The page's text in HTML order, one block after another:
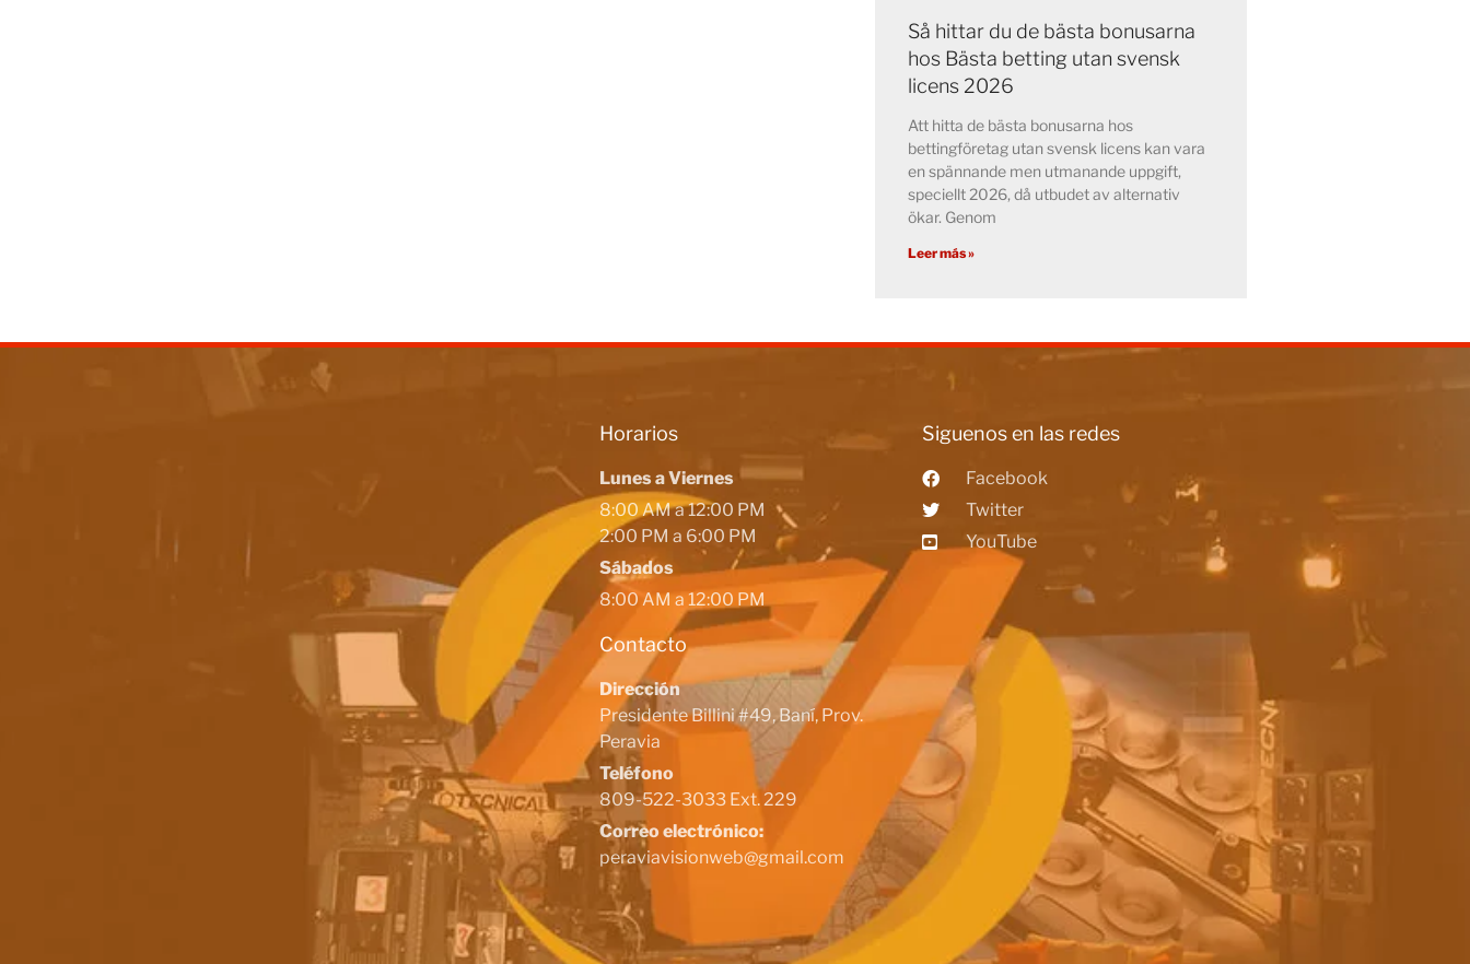
Så hittar du de bästa bonusarna
hos Bästa betting utan svensk
licens 2026
Att hitta de bästa bonusarna hos
bettingföretag utan svensk licens kan vara
en spännande men utmanande uppgift,
speciellt 2026, då utbudet av alternativ
ökar. Genom
Leer más »
Horarios
Lunes a Viernes
8:00 AM a 12:00 PM
2:00 PM a 6:00 PM
Sábados
8:00 AM a 12:00 PM
Contacto
Dirección
Presidente Billini #49, Baní, Prov.
Peravia
Teléfono
809-522-3033 Ext. 229
Correo electrónico:
peraviavisionweb@gmail.com
Siguenos en las redes
Facebook
Twitter
YouTube